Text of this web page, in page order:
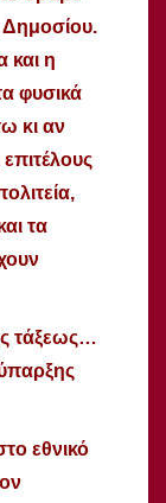
και η
φυσικά
κι αν
τα
τάξεως…
εθνικό